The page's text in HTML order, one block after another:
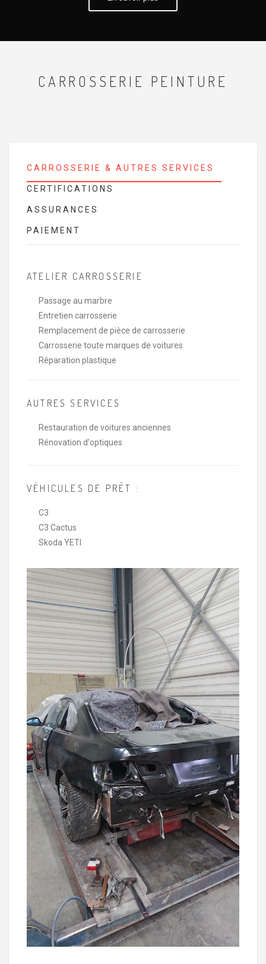
CARROSSERIE PEINTURE
CARROSSERIE & AUTRES SERVICES
CERTIFICATIONS
ASSURANCES
PAIEMENT
ATELIER CARROSSERIE
Passage au marbre
Entretien carrosserie
Remplacement de pièce de carrosserie
Carrosserie toute marques de voitures
Réparation plastique
AUTRES SERVICES
Restauration de voitures anciennes
Rénovation d'optiques
VÉHICULES DE PRÊT :
C3
C3 Cactus
Skoda YETI